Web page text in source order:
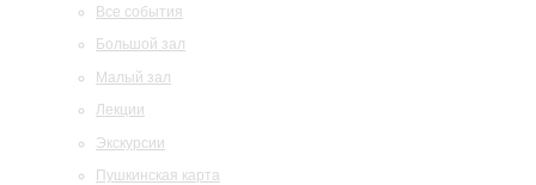
Все события
Большой зал
Малый зал
Лекции
Экскурсии
Пушкинская карта